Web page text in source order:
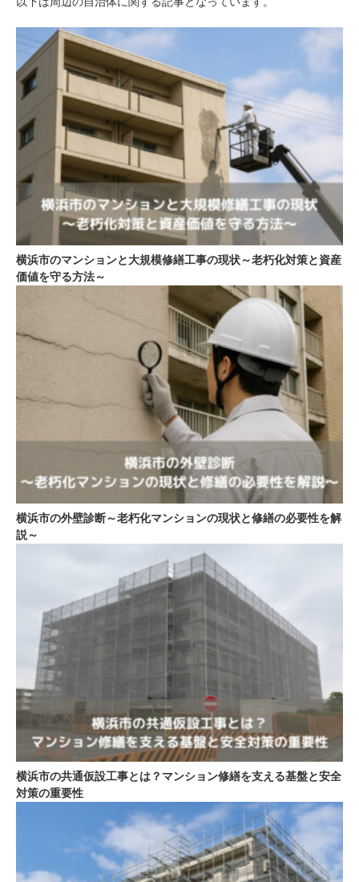
横浜市のマンションと大規模修繕工事の現状～老朽化対策と資産
価値を守る方法～
横浜市の外壁診断～老朽化マンションの現状と修繕の必要性を解
説～
横浜市の共通仮設工事とは？マンション修繕を支える基盤と安全
対策の重要性